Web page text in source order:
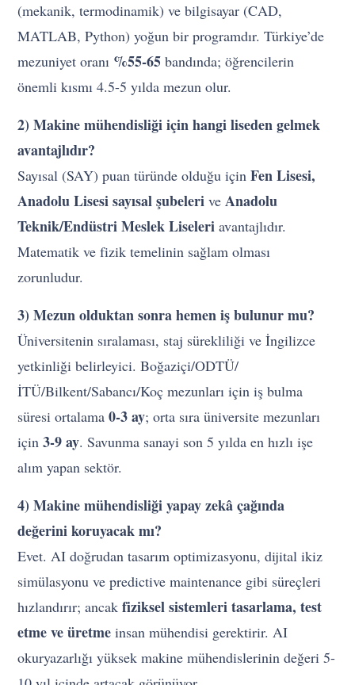
(mekanik, termodinamik) ve bilgisayar (CAD,
MATLAB, Python) yoğun bir programdır. Türkiye’de
mezuniyet oranı %55-65 bandında; öğrencilerin
önemli kısmı 4.5-5 yılda mezun olur.
2) Makine mühendisliği için hangi liseden gelmek
avantajlıdır?
Sayısal (SAY) puan türünde olduğu içinFen Lisesi,
Anadolu Lisesi sayısal şubeleri veAnadolu
Teknik/Endüstri Meslek Liseleri avantajlıdır.
Matematik ve fizik temelinin sağlam olması
zorunludur.
3) Mezun olduktan sonra hemen iş bulunur mu?
Üniversitenin sıralaması, staj sürekliliği ve İngilizce
yetkinliği belirleyici. Boğaziçi/ODTÜ/
İTÜ/Bilkent/Sabancı/Koç mezunları için iş bulma
süresi ortalama0-3 ay; orta sıra üniversite mezunları
için3-9 ay. Savunma sanayi son 5 yılda en hızlı işe
alım yapan sektör.
4) Makine mühendisliği yapay zekâ çağında
değerini koruyacak mı?
Evet. AI doğrudan tasarım optimizasyonu, dijital ikiz
simülasyonu ve predictive maintenance gibi süreçleri
hızlandırır; ancakfiziksel sistemleri tasarlama, test
etme ve üretme insan mühendisi gerektirir. AI
okuryazarlığı yüksek makine mühendislerinin değeri 5-